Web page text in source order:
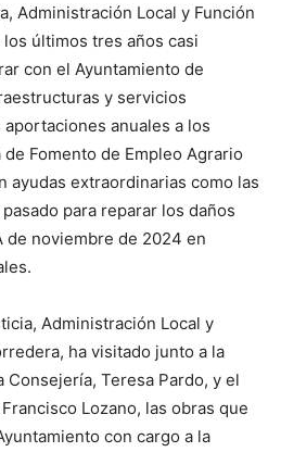
Administración Local y Función
últimos tres años casi
con el Ayuntamiento de
y servicios
anuales a los
Fomento de Empleo Agrario
ayudas extraordinarias como las
para reparar los daños
de noviembre de 2024 en
Administración Local y
ha visitado junto a la
Teresa Pardo, y el
Lozano, las obras que
con cargo a la